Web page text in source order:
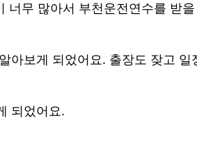
무 많아서 부천운전연수를 받
보게 되었어요. 출장도 잦고
되었어요.